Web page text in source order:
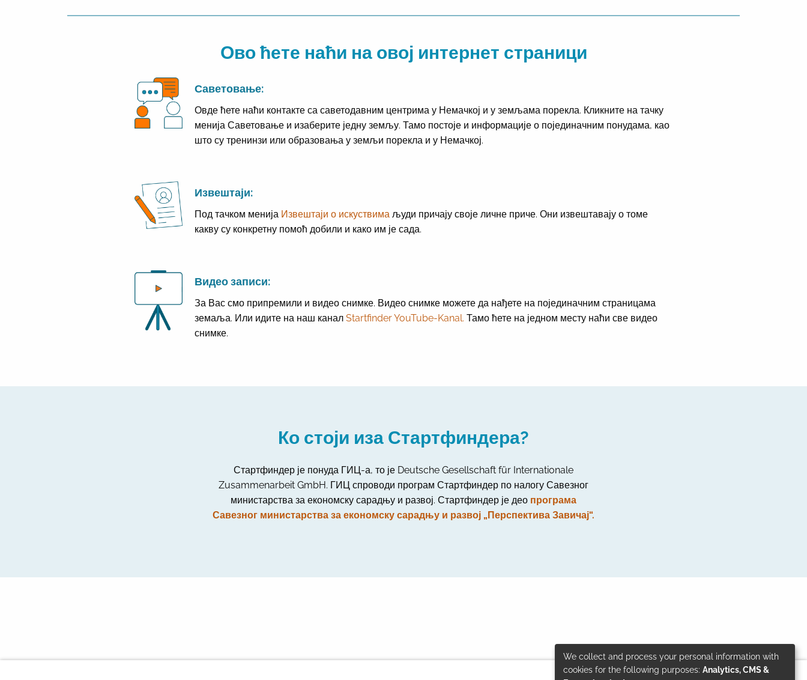
Ово ћете наћи на овој интернет страници
Саветовање:
Овде ћете наћи контакте са саветодавним центрима у Немачкој и у земљама порекла. Кликните на тачку
менија Саветовање и изаберите једну земљу. Тамо постоје и информације о појединачним понудама, као
што су тренинзи или образовања у земљи порекла и у Немачкој.
Извештаји:
Под тачком менија Извештаји о искуствима људи причају своје личне приче. Они извештавају о томе
какву су конкретну помоћ добили и како им је сада.
Видео записи:
За Вас смо припремили и видео снимке. Видео снимке можете да нађете на појединачним страницама
земаља. Или идите на наш канал Startfinder YouTube-Kanal. Тамо ћете на једном месту наћи све видео
снимке.
Ко стоји иза Стартфиндера?
Стартфиндер је понуда ГИЦ-а, то је Deutsche Gesellschaft für Internationale
Zusammenarbeit GmbH. ГИЦ спроводи програм Стартфиндер по налогу Савезног
министарства за економску сарадњу и развој. Стартфиндер је део програма
Савезног министарства за економску сарадњу и развој „Перспектива Завичај“.
Use
We collect and process your personal information with
cookies for the following purposes: Analytics, CMS &